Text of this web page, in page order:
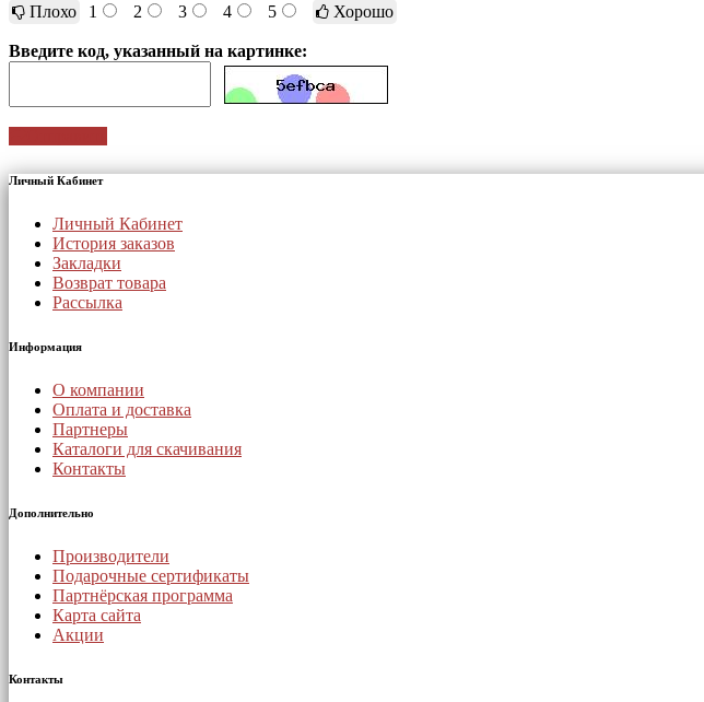
Плохо 1 2 3 4 5 Хорошо
Введите код, указанный на картинке:
Личный Кабинет
Личный Кабинет
История заказов
Закладки
Возврат товара
Рассылка
Информация
О компании
Оплата и доставка
Партнеры
Каталоги для скачивания
Контакты
Дополнительно
Производители
Подарочные сертификаты
Партнёрская программа
Карта сайта
Акции
Контакты